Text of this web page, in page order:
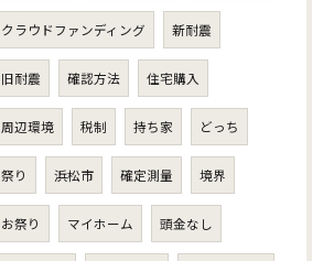
クラウドファンディング 新耐震
旧耐震 確認方法 住宅購入
周辺環境 税制 持ち家 どっち
祭り 浜松市 確定測量 境界
お祭り マイホーム 頭金なし